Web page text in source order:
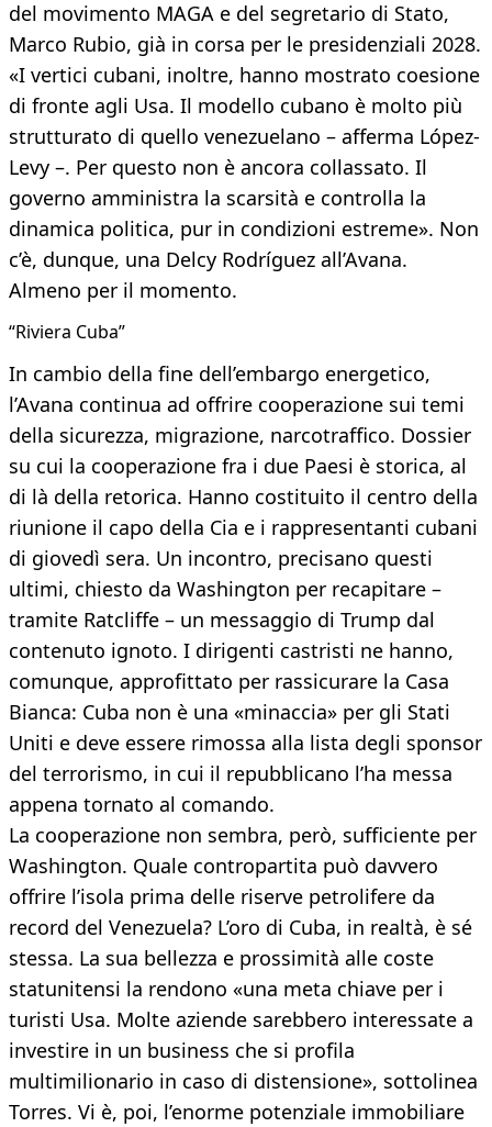
del movimento MAGA e del segretario di Stato,
Marco Rubio, già in corsa per le presidenziali 2028.
«I vertici cubani, inoltre, hanno mostrato coesione
di fronte agli Usa. Il modello cubano è molto più
strutturato di quello venezuelano – afferma López-
Levy –. Per questo non è ancora collassato. Il
governo amministra la scarsità e controlla la
dinamica politica, pur in condizioni estreme». Non
c’è, dunque, una Delcy Rodríguez all’Avana.
Almeno per il momento.
“Riviera Cuba”
In cambio della fine dell’embargo energetico,
l’Avana continua ad offrire cooperazione sui temi
della sicurezza, migrazione, narcotraffico. Dossier
su cui la cooperazione fra i due Paesi è storica, al
di là della retorica. Hanno costituito il centro della
riunione il capo della Cia e i rappresentanti cubani
di giovedì sera. Un incontro, precisano questi
ultimi, chiesto da Washington per recapitare –
tramite Ratcliffe – un messaggio di Trump dal
contenuto ignoto. I dirigenti castristi ne hanno,
comunque, approfittato per rassicurare la Casa
Bianca: Cuba non è una «minaccia» per gli Stati
Uniti e deve essere rimossa alla lista degli sponsor
del terrorismo, in cui il repubblicano l’ha messa
appena tornato al comando.
La cooperazione non sembra, però, sufficiente per
Washington. Quale contropartita può davvero
offrire l’isola prima delle riserve petrolifere da
record del Venezuela? L’oro di Cuba, in realtà, è sé
stessa. La sua bellezza e prossimità alle coste
statunitensi la rendono «una meta chiave per i
turisti Usa. Molte aziende sarebbero interessate a
investire in un business che si profila
multimilionario in caso di distensione», sottolinea
Torres. Vi è, poi, l’enorme potenziale immobiliare